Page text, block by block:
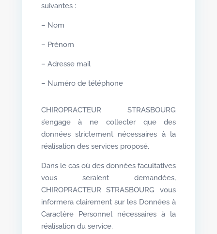
suivantes :
– Nom
– Prénom
– Adresse mail
– Numéro de téléphone
CHIROPRACTEUR STRASBOURG
s’engage à ne collecter que des
données strictement nécessaires à la
réalisation des services proposé.
Dans le cas où des données facultatives
vous seraient demandées,
CHIROPRACTEUR STRASBOURG vous
informera clairement sur les Données à
Caractère Personnel nécessaires à la
réalisation du service.